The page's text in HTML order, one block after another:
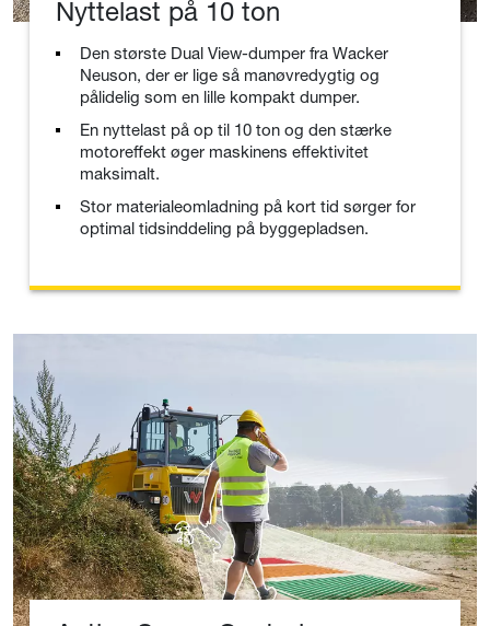
Nyttelast på 10 ton
Den største Dual View-dumper fra Wacker
Neuson, der er lige så manøvredygtig og
pålidelig som en lille kompakt dumper.
En nyttelast på op til 10 ton og den stærke
motoreffekt øger maskinens effektivitet
maksimalt.
Stor materialeomladning på kort tid sørger for
optimal tidsinddeling på byggepladsen.